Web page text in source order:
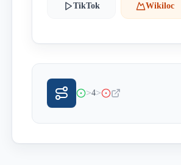
TikTok Wikiloc
>4>